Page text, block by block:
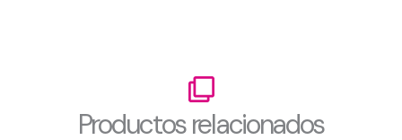
Productos relacionados